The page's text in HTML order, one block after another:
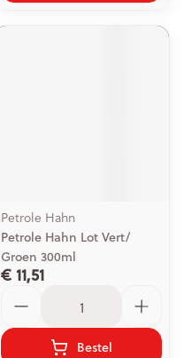
Petrole Hahn
Petrole Hahn Lot Vert/
Groen 300ml
€ 11,51
Bestel